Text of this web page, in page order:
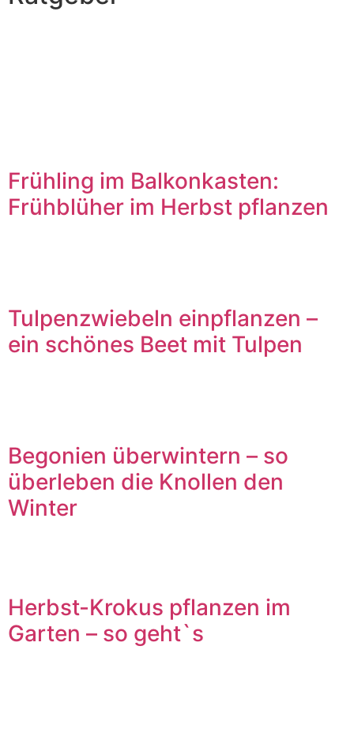
Frühling im Balkonkasten:
Frühblüher im Herbst pflanzen
Tulpenzwiebeln einpflanzen –
ein schönes Beet mit Tulpen
Begonien überwintern – so
überleben die Knollen den
Winter
Herbst-Krokus pflanzen im
Garten – so geht`s